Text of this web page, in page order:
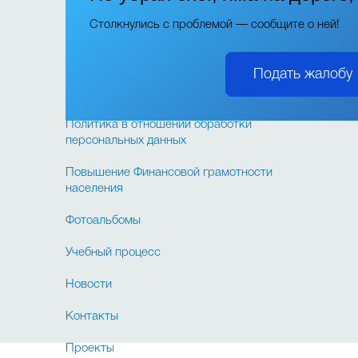
Политика в отношении обработки
персональных данных
Повышение Финансовой грамотности
населения
Фотоальбомы
Учебный процесс
Новости
Контакты
Проекты
Столкнулись с проблемой — сообщите о ней!
Подать жалобу